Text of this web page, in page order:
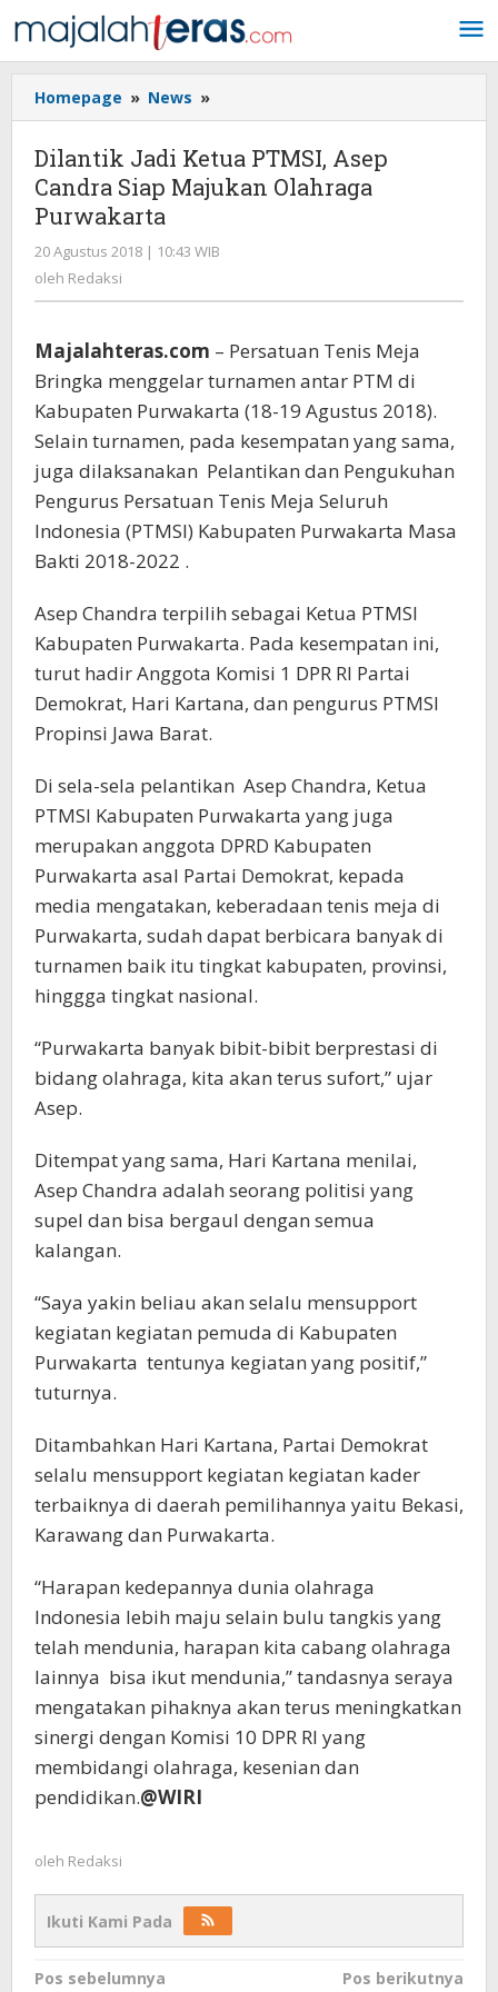
ke
konten
Homepage » News »
Jadi
PTMSI,
Asep
Majukan
Purwakarta
Dilantik Jadi Ketua PTMSI, Asep
Candra Siap Majukan Olahraga
Purwakarta
20 Agustus 2018 | 10:43 WIB
oleh Redaksi
Majalahteras.com – Persatuan Tenis Meja
Bringka menggelar turnamen antar PTM di
Kabupaten Purwakarta (18-19 Agustus 2018).
Selain turnamen, pada kesempatan yang sama,
juga dilaksanakan Pelantikan dan Pengukuhan
Pengurus Persatuan Tenis Meja Seluruh
Indonesia (PTMSI) Kabupaten Purwakarta Masa
Bakti 2018-2022 .
Asep Chandra terpilih sebagai Ketua PTMSI
Kabupaten Purwakarta. Pada kesempatan ini,
turut hadir Anggota Komisi 1 DPR RI Partai
Demokrat, Hari Kartana, dan pengurus PTMSI
Propinsi Jawa Barat.
Di sela-sela pelantikan Asep Chandra, Ketua
PTMSI Kabupaten Purwakarta yang juga
merupakan anggota DPRD Kabupaten
Purwakarta asal Partai Demokrat, kepada
media mengatakan, keberadaan tenis meja di
Purwakarta, sudah dapat berbicara banyak di
turnamen baik itu tingkat kabupaten, provinsi,
hinggga tingkat nasional.
“Purwakarta banyak bibit-bibit berprestasi di
bidang olahraga, kita akan terus sufort,” ujar
Asep.
Ditempat yang sama, Hari Kartana menilai,
Asep Chandra adalah seorang politisi yang
supel dan bisa bergaul dengan semua
kalangan.
“Saya yakin beliau akan selalu mensupport
kegiatan kegiatan pemuda di Kabupaten
Purwakarta tentunya kegiatan yang positif,”
tuturnya.
Ditambahkan Hari Kartana, Partai Demokrat
selalu mensupport kegiatan kegiatan kader
terbaiknya di daerah pemilihannya yaitu Bekasi,
Karawang dan Purwakarta.
“Harapan kedepannya dunia olahraga
Indonesia lebih maju selain bulu tangkis yang
telah mendunia, harapan kita cabang olahraga
lainnya bisa ikut mendunia,” tandasnya seraya
mengatakan pihaknya akan terus meningkatkan
sinergi dengan Komisi 10 DPR RI yang
membidangi olahraga, kesenian dan
pendidikan.@WIRI
oleh Redaksi
Ikuti Kami Pada
Navigasi
Pos sebelumnya
Pos berikutnya